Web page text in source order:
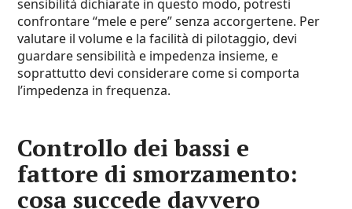
sensibilità dichiarate in questo modo, potresti
confrontare “mele e pere” senza accorgertene. Per
valutare il volume e la facilità di pilotaggio, devi
guardare sensibilità e impedenza insieme, e
soprattutto devi considerare come si comporta
l’impedenza in frequenza.
Controllo dei bassi e
fattore di smorzamento:
cosa succede davvero